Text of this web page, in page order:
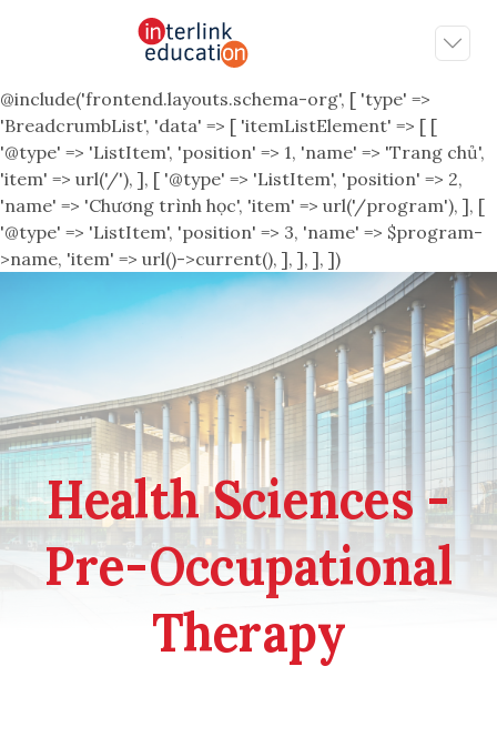
@include('frontend.layouts.schema-org', [ 'type' =>
'BreadcrumbList', 'data' => [ 'itemListElement' => [ [
'@type' => 'ListItem', 'position' => 1, 'name' => 'Trang chủ',
'item' => url('/'), ], [ '@type' => 'ListItem', 'position' => 2,
'name' => 'Chương trình học', 'item' => url('/program'), ], [
'@type' => 'ListItem', 'position' => 3, 'name' => $program-
>name, 'item' => url()->current(), ], ], ], ])
Health Sciences -
Pre-Occupational
Therapy